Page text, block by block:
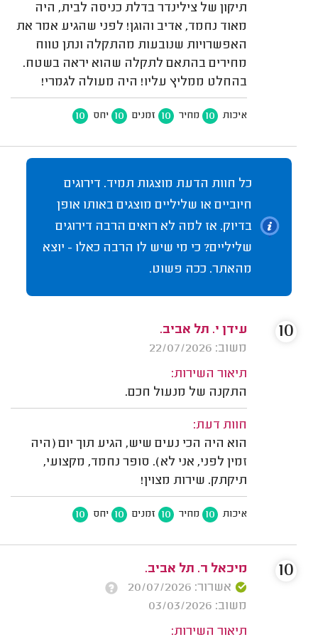
תיקון של צילינדר בדלת כניסה לבית, היה
מאוד נחמד, אדיב והוגן! לפני שהגיע אמר את
האפשרויות שנובעות מהתקלה ונתן טווח
מחירים בהתאם לתקלה שהוא יראה בשטח.
בהחלט ממליץ עליו! היה מעולה לגמרי!
איכות 10 מחיר 10 זמנים 10 יחס 10
כל חוות הדעת מוצגות תמיד. דירוגים
חיוביים או שליליים מוצגים באותו אופן
בדיוק. אז למה לא רואים הרבה דירוגים
שליליים? כי מי שיש לו הרבה כאלו - יוצא
מהאתר. ככה פשוט.
עידן י. תל אביב.
משוב: 22/07/2026
תיאור השירות:
התקנה של מנעול חכם.
חוות דעת:
הוא היה הכי נעים שיש, הגיע תוך יום (היה
זמין לפני, אני לא). סופר נחמד, מקצועי,
תיקתק. שירות מצוין!
איכות 10 מחיר 10 זמנים 10 יחס 10
10
מיכאל ר. תל אביב.
אשרור: 20/07/2026
משוב: 03/03/2026
תיאור השירות:
10